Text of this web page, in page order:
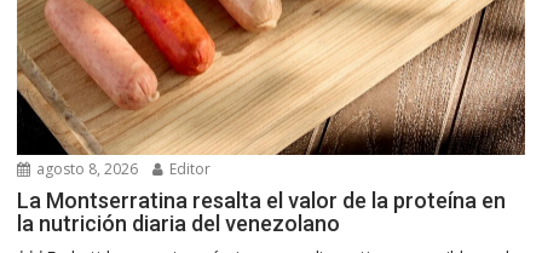
agosto 8, 2026 Editor
La Montserratina resalta el valor de la proteína en
la nutrición diaria del venezolano